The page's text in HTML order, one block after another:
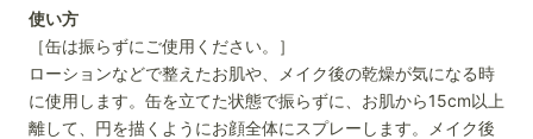
使い方
［缶は振らずにご使用ください。］
ローションなどで整えたお肌や、メイク後の乾燥が気になる時
に使用します。缶を立てた状態で振らずに、お肌から15cm以上
離して、円を描くようにお顔全体にスプレーします。メイク後